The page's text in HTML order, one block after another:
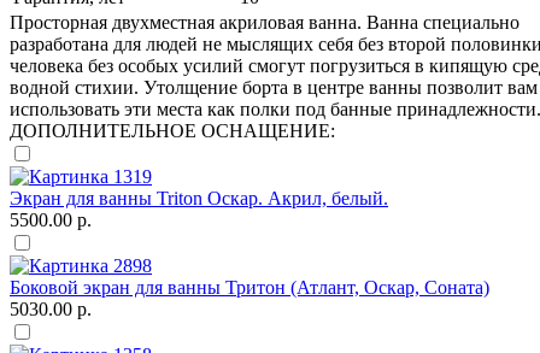
Просторная двухместная акриловая ванна. Ванна специально
разработана для людей не мыслящих себя без второй
человека без особых усилий смогут погрузиться в кипящую
водной стихии. Утолщение борта в центре ванны позволит вам
использовать эти места как полки под банные принадлежности.
ДОПОЛНИТЕЛЬНОЕ ОСНАЩЕНИЕ:
Экран для ванны Triton Оскар. Акрил, белый.
5500.00 р.
Боковой экран для ванны Тритон (Атлант, Оскар, Соната)
5030.00 р.